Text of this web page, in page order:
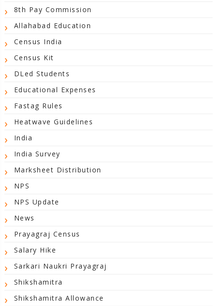
8th Pay Commission
Allahabad Education
Census India
Census Kit
DLed Students
Educational Expenses
Fastag Rules
Heatwave Guidelines
India
India Survey
Marksheet Distribution
NPS
NPS Update
News
Prayagraj Census
Salary Hike
Sarkari Naukri Prayagraj
Shikshamitra
Shikshamitra Allowance